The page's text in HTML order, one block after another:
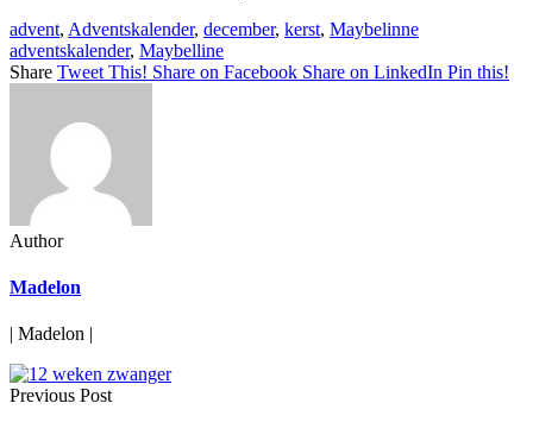
advent, Adventskalender, december, kerst, Maybelinne
adventskalender, Maybelline
Share Tweet This! Share on Facebook Share on LinkedIn Pin this!
Author
Madelon
| Madelon |
Previous Post